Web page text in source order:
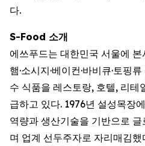
다.
S-Food 소개
에쓰푸드는 대한민국 서울에
햄·소시지·베이컨·바비큐·토핑
수 식품을 레스토랑, 호텔, 리테
급하고 있다. 1976년 설성목장
역량과 생산기술을 기반으로
며 업계 선두주자로 자리매김